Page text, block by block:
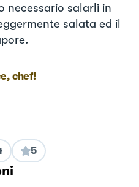
necessario salarli in
salata ed il
chef!
5